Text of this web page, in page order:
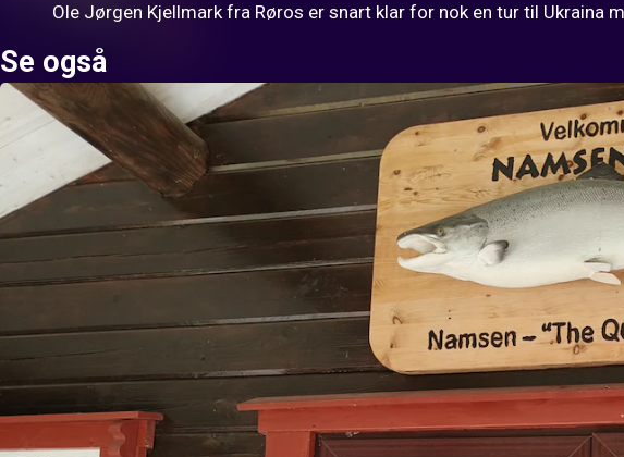
Ole Jørgen Kjellmark fra Røros er snart klar for nok en tur til
Se også